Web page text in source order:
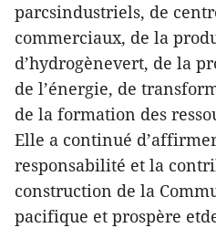
parcsindustriels, de
commerciaux, de la
d’hydrogènevert, de la
de l’énergie, de
de la formation des
Elle a continué
responsabilité et la
construction de la
pacifique et prospère